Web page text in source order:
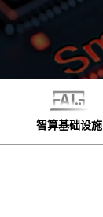
智算基础设施